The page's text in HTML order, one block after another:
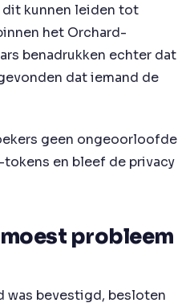
dit kunnen leiden tot
het Orchard-
benadrukken echter dat
dat iemand de
geen ongeoorloofde
en bleef de privacy
probleem
was bevestigd, besloten